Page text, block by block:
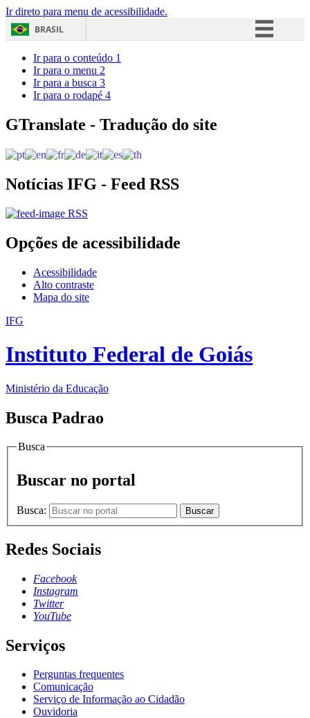
Ir direto para menu de acessibilidade.
BRASIL
Acesso à informação
Ir para o conteúdo 1
Ir para o menu 2
Ir para a busca 3
Ir para o rodapé 4
GTranslate - Tradução do site
Notícias IFG - Feed RSS
RSS
Opções de acessibilidade
Acessibilidade
Alto contraste
Mapa do site
IFG
Instituto Federal de Goiás
Ministério da Educação
Busca Padrao
Busca
Buscar no portal
Busca: Buscar
Redes Sociais
Facebook
Instagram
Twitter
YouTube
Serviços
Perguntas frequentes
Comunicação
Serviço de Informação ao Cidadão
Ouvidoria